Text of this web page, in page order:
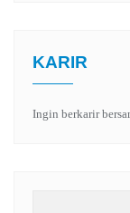
KARIR
Ingin berkarir